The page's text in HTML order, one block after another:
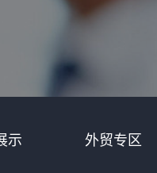
示 外贸专区